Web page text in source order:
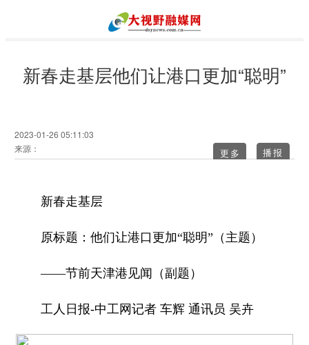
新春走基层他们让港口更加“聪明”
2023-01-26 05:11:03
来源：
更多
新春走基层
原标题：他们让港口更加“聪明”（主题）
——节前天津港见闻（副题）
工人日报-中工网记者 车辉 通讯员 吴卉